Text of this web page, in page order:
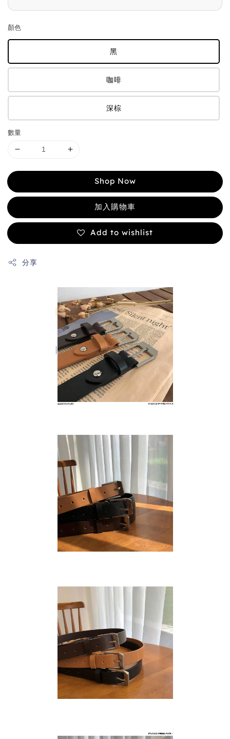
顏色
黑
咖啡
深棕
數量
Shop Now
加入購物車
Add to wishlist
分享